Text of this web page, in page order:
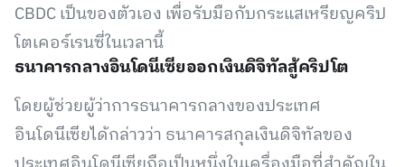
CBDC เป็นของตัวเอง เพื่อรับมือกับกระแสเหรียญคริป
โตเคอร์เรนซี่ในเวลานี้
ธนาคารกลางอินโดนีเซียออกเงินดิจิทัลสู้คริปโต
โดยผู้ช่วยผู้ว่าการธนาคารกลางของประเทศ
อินโดนีเซียได้กล่าวว่า ธนาคารสกุลเงินดิจิทัลของ